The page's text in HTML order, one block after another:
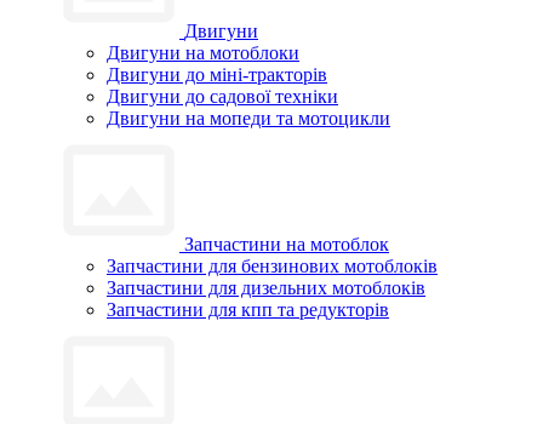
Двигуни
Двигуни на мотоблоки
Двигуни до міні-тракторів
Двигуни до садової техніки
Двигуни на мопеди та мотоцикли
Запчастини на мотоблок
Запчастини для бензинових мотоблоків
Запчастини для дизельних мотоблоків
Запчастини для кпп та редукторів